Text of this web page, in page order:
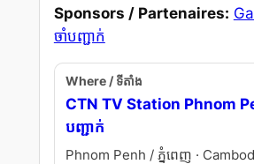
Sponsors / Partenaires:
ចាំបញ្ជាក់
Where / ទីតាំង
CTN TV Station Phnom
បញ្ជាក់
Phnom Penh / ភ្នំពេញ ·